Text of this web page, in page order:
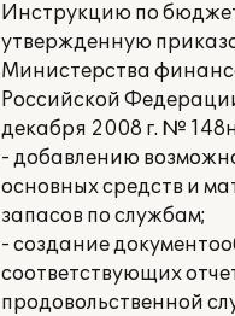
Инструкцию по
утвержденную
Министерства
Российской
декабря 2008 г. №
- добавлению
основных средств и
запасов по службам;
- создание
соответствующих
продовольственной